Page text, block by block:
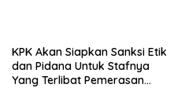
KPK Akan Siapkan Sanksi Etik
dan Pidana Untuk Stafnya
Yang Terlibat Pemerasan